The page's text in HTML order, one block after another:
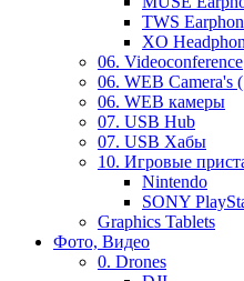
TWS
XO
06. Videoconference
06. WEB Camera's
06. WEB камеры
07. USB Hub
07. USB Хабы
10. Игровые
Nintendo
SONY
Graphics Tablets
Фото, Видео
0. Drones